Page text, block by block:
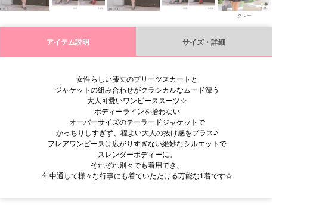
グレー
アイテム説明 サイズ・詳細
女性らしい膝丈のプリーツスカートと
ジャケットの組み合わせがクラシカルなムード漂う
大人可愛いワンピーススーツ☆
ボディーラインを拾わない
オーバーサイズのテーラードジャケットで
かっちりしすぎず、程よい大人の抜け感をプラス♪
フレアワンピースは広がりすぎない絶妙なシルエットで
スレンダーボディーに。
それぞれ別々でも着用でき、
年中通して様々な行事にも着ていただける万能な1着です☆